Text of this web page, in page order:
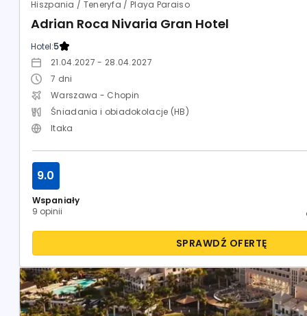
Hiszpania / Teneryfa / Playa Paraiso
Adrian Roca Nivaria Gran Hotel
Hotel:5
21.04.2027 - 28.04.2027
7 dni
Warszawa - Chopin
Śniadania i obiadokolacje (HB)
Itaka
Wspaniały
9 opinii
9.0
SPRAWDŹ OFERTĘ